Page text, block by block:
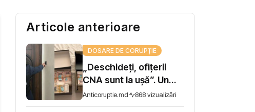
Articole anterioare
DOSARE DE CORUPȚIE
„Deschideți, ofițerii
CNA sunt la ușă”. Un
șef de direcție la AIPA,
reținut pentru trafic de
Anticoruptie.md 868 vizualizări